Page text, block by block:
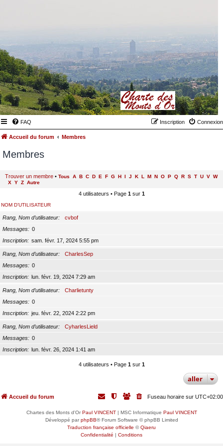
FAQ Connexion
Inscription
Accueil du forum Membres
Membres
Trouver un membre • Tous A B C D E F G H I J K L M N O P Q R S T U V W
X Y Z Autre
4 utilisateurs • Page 1sur 1
NOM D’UTILISATEUR
Rang, Nom d’utilisateur
cvbof
Messages
0
Inscription
sam. févr. 17, 2024 5:55 pm
Rang, Nom d’utilisateur
CharlesSep
Messages
0
Inscription
lun. févr. 19, 2024 7:29 am
Rang, Nom d’utilisateur
Charlietunty
Messages
0
Inscription
jeu. févr. 22, 2024 2:22 pm
Rang, Nom d’utilisateur
CyharlesLield
Messages
0
Inscription
lun. févr. 26, 2024 1:41 am
4 utilisateurs • Page 1sur 1
aller
Accueil du forum Fuseau horaire sur UTC+02:00
Chartes des Monts d'OrPaul VINCENT| MSC Informatique Paul VINCENT
Développé parphpBB® Forum Software © phpBB Limited
Traduction française officielle ©Qiaeru
Confidentialité | Conditions